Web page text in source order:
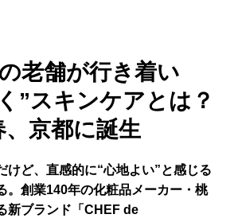
老舗が行き着い
”スキンケアとは？
京都に誕生
けど、直感的に“心地よい”と感じる
。創業140年の化粧品メーカー・桃
新ブランド「CHEF de